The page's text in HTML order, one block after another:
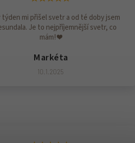
týden mi přišel svetr a od té doby jsem
Je to nejpříjemnější svetr, co
mám! ❤️
Markéta
10.1.2025